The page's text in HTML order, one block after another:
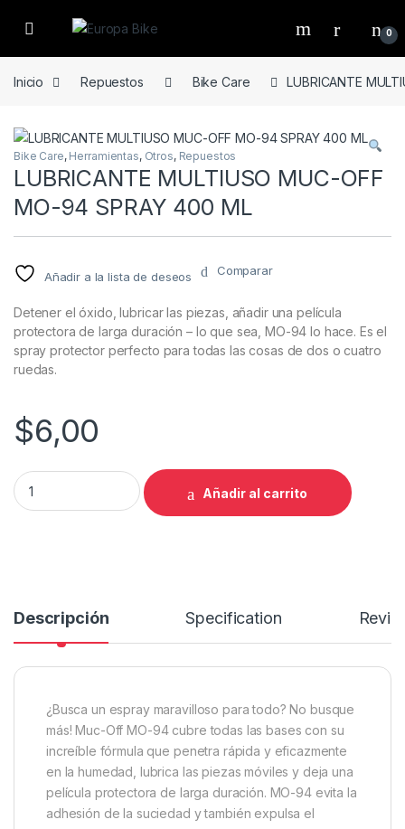
Open 0
Inicio Repuestos Bike Care LUBRICANTE
Bike Care, Herramientas, Otros, Repuestos
LUBRICANTE MULTIUSO MUC-OFF
MO-94 SPRAY 400 ML
Añadir a la lista de deseos Comparar
Detener el óxido, lubricar las piezas, añadir una película
protectora de larga duración – lo que sea, MO-94 lo hace. Es el
spray protector perfecto para todas las cosas de dos o cuatro
ruedas.
$6,00
LUBRICANTE MULTIUSO MUC-OFF MO-94 SPRAY 400 ML
Añadir al carrito
Descripción Specification
¿Busca un espray maravilloso para todo? No busque
más! Muc-Off MO-94 cubre todas las bases con su
increíble fórmula que penetra rápida y eficazmente
en la humedad, lubrica las piezas móviles y deja una
película protectora de larga duración. MO-94 evita la
adhesión de la suciedad y también expulsa el